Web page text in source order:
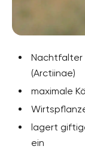
Nachtfalter
(Arctiinae)
maximale
lagert
ein